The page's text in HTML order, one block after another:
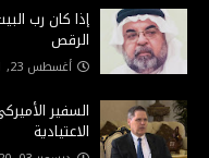
إذا كان رب
الرقص
أغسطس 23, 2021
السفير
الاعتيادية